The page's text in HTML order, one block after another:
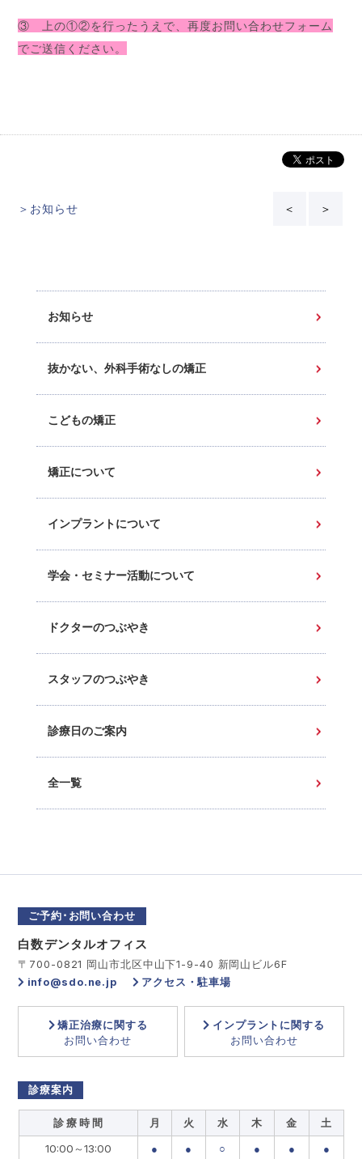
③ 上の①②を行ったうえで、再度お問い合わせフォーム
でご送信ください。
＞お知らせ ＜ ＞
お知らせ
抜かない、外科手術なしの矯正
こどもの矯正
矯正について
インプラントについて
学会・セミナー活動について
ドクターのつぶやき
スタッフのつぶやき
診療日のご案内
全一覧
ご予約･お問い合わせ
白数デンタルオフィス
〒700-0821 岡山市北区中山下1-9-40 新岡山ビル6F
info@sdo.ne.jp
アクセス・駐車場
矯正治療に関する
お問い合わせ
インプラントに関する
お問い合わせ
診療案内
診 療 時 間 月 火 水 木 金
土
10:00～13:00
● ● ○ ● ● ●